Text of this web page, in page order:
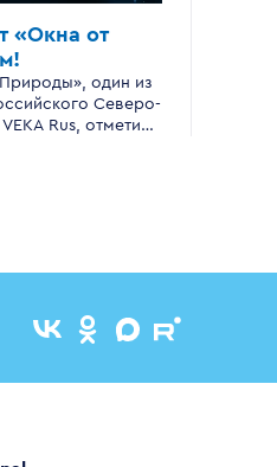
«Окна от
один из
Северо-
Rus, отметила